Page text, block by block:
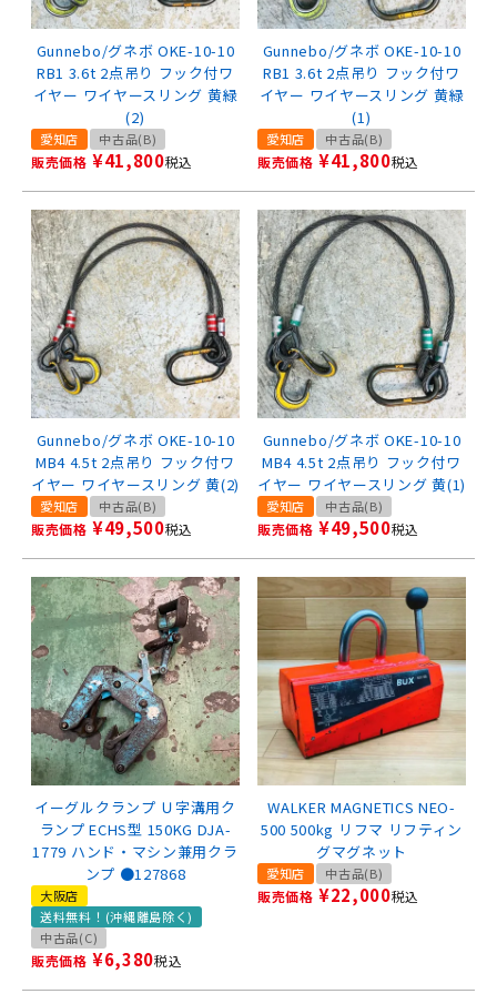
Gunnebo/グネボ OKE-10-10
RB1 3.6t 2点吊り フック付ワ
イヤー ワイヤースリング 黄緑
(2)
愛知店 中古品(B)
販売価格 ¥41,800税込
Gunnebo/グネボ OKE-10-10
RB1 3.6t 2点吊り フック付ワ
イヤー ワイヤースリング 黄緑
(1)
愛知店 中古品(B)
販売価格 ¥41,800税込
Gunnebo/グネボ OKE-10-10
MB4 4.5t 2点吊り フック付ワ
イヤー ワイヤースリング 黄(2)
愛知店 中古品(B)
販売価格 ¥49,500税込
Gunnebo/グネボ OKE-10-10
MB4 4.5t 2点吊り フック付ワ
イヤー ワイヤースリング 黄(1)
愛知店 中古品(B)
販売価格 ¥49,500税込
イーグルクランプ Ｕ字溝用ク
ランプ ECHS型 150KG DJA-
1779 ハンド・マシン兼用クラ
ンプ ●127868
大阪店
送料無料！(沖縄離島除く)
中古品(C)
販売価格 ¥6,380税込
WALKER MAGNETICS NEO-
500 500kg リフマ リフティン
グマグネット
愛知店 中古品(B)
販売価格 ¥22,000税込